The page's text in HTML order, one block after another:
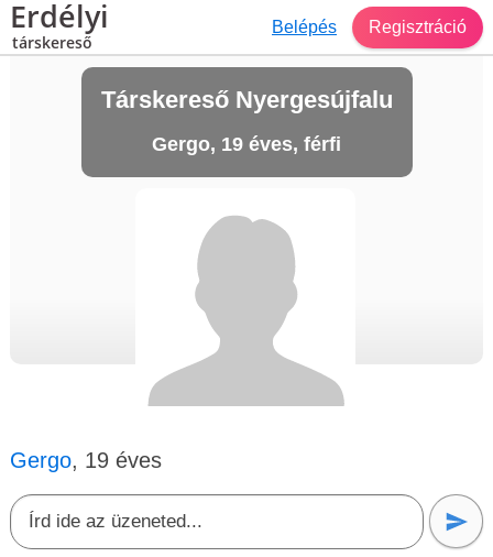
Erdélyi
társkereső
Belépés Regisztráció
Társkereső Nyergesújfalu
Gergo, 19 éves, férfi
Gergo, 19 éves